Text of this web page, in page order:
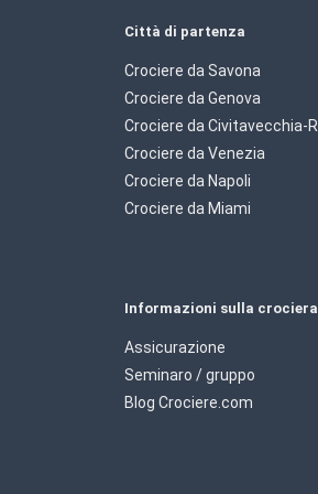
Città di partenza
Crociere da Savona
Crociere da Genova
Crociere da Civitavecchia-
Crociere da Venezia
Crociere da Napoli
Crociere da Miami
Informazioni sulla crociera
Assicurazione
Seminaro / gruppo
Blog Crociere.com